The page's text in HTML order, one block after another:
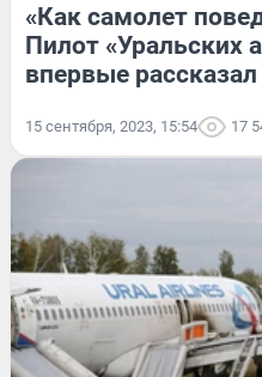
«Как самолет
Пилот «Уральских
впервые
15 сентября, 2023, 15:54 17